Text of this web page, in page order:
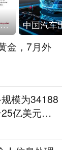
苹果拿下高端手机市场65%的份额：iPhone 17系列功不可没
金，7月外
模为34188
亿美元，